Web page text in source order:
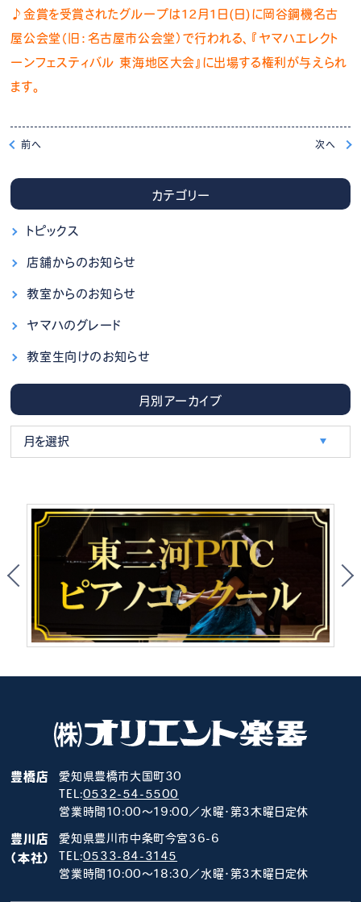
♪金賞を受賞されたグループは12月1日(日)に岡谷鋼機名古
屋公会堂（旧：名古屋市公会堂）で行われる、『ヤマハエレクト
ーンフェスティバル 東海地区大会』に出場する権利が与えられ
ます。
前へ 次へ
カテゴリー
トピックス
店舗からのお知らせ
教室からのお知らせ
ヤマハのグレード
教室生向けのお知らせ
月別アーカイブ
豊橋店
愛知県豊橋市大国町30
TEL:0532-54-5500
営業時間10:00～19:00／水曜･第3木曜日定休
豊川店
（本社）
愛知県豊川市中条町今宮36-6
TEL:0533-84-3145
営業時間10:00～18:30／水曜･第3木曜日定休